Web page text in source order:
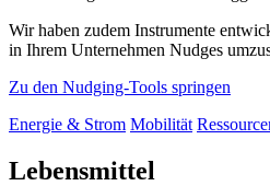
Wir haben zudem Instrumente
in Ihrem Unternehmen Nudges
Zu den Nudging-Tools springen
Energie & Strom Mobilität
Lebensmittel